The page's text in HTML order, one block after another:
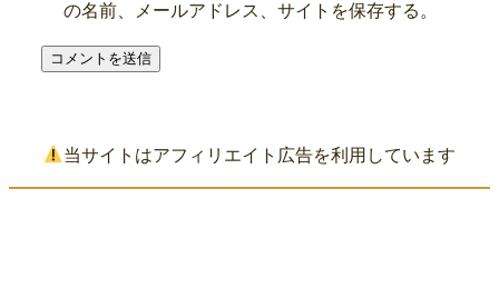
の名前、メールアドレス、サイトを保存する。
当サイトはアフィリエイト広告を利用しています